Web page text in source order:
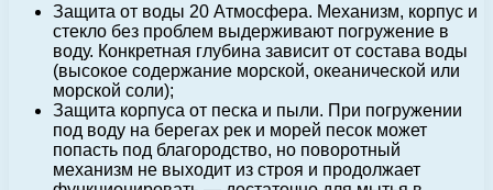
Защита от воды 20 Атмосфера. Механизм, корпус и
стекло без проблем выдерживают погружение в
воду. Конкретная глубина зависит от состава воды
(высокое содержание морской, океанической или
морской соли);
Защита корпуса от песка и пыли. При погружении
под воду на берегах рек и морей песок может
попасть под благородство, но поворотный
механизм не выходит из строя и продолжает